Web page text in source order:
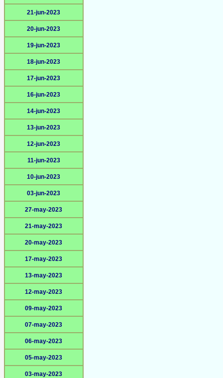
21-jun-2023
20-jun-2023
19-jun-2023
18-jun-2023
17-jun-2023
16-jun-2023
14-jun-2023
13-jun-2023
12-jun-2023
11-jun-2023
10-jun-2023
03-jun-2023
27-may-2023
21-may-2023
20-may-2023
17-may-2023
13-may-2023
12-may-2023
09-may-2023
07-may-2023
06-may-2023
05-may-2023
03-may-2023